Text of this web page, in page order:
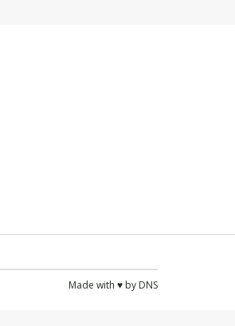
Made with ♥ by DNS